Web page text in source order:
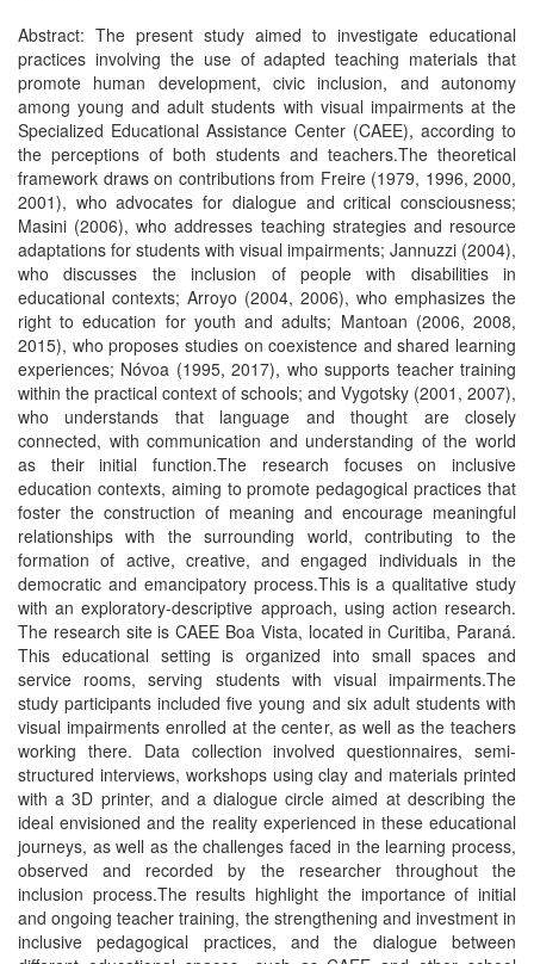
Abstract: The present study aimed to investigate educational
practices involving the use of adapted teaching materials that
promote human development, civic inclusion, and autonomy
among young and adult students with visual impairments at the
Specialized Educational Assistance Center (CAEE), according to
the perceptions of both students and teachers.The theoretical
framework draws on contributions from Freire (1979, 1996, 2000,
2001), who advocates for dialogue and critical consciousness;
Masini (2006), who addresses teaching strategies and resource
adaptations for students with visual impairments; Jannuzzi (2004),
who discusses the inclusion of people with disabilities in
educational contexts; Arroyo (2004, 2006), who emphasizes the
right to education for youth and adults; Mantoan (2006, 2008,
2015), who proposes studies on coexistence and shared learning
experiences; Nóvoa (1995, 2017), who supports teacher training
within the practical context of schools; and Vygotsky (2001, 2007),
who understands that language and thought are closely
connected, with communication and understanding of the world
as their initial function.The research focuses on inclusive
education contexts, aiming to promote pedagogical practices that
foster the construction of meaning and encourage meaningful
relationships with the surrounding world, contributing to the
formation of active, creative, and engaged individuals in the
democratic and emancipatory process.This is a qualitative study
with an exploratory-descriptive approach, using action research.
The research site is CAEE Boa Vista, located in Curitiba, Paraná.
This educational setting is organized into small spaces and
service rooms, serving students with visual impairments.The
study participants included five young and six adult students with
visual impairments enrolled at the center, as well as the teachers
working there. Data collection involved questionnaires, semi-
structured interviews, workshops using clay and materials printed
with a 3D printer, and a dialogue circle aimed at describing the
ideal envisioned and the reality experienced in these educational
journeys, as well as the challenges faced in the learning process,
observed and recorded by the researcher throughout the
inclusion process.The results highlight the importance of initial
and ongoing teacher training, the strengthening and investment in
inclusive pedagogical practices, and the dialogue between